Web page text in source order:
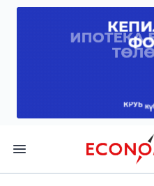
Economist.kg